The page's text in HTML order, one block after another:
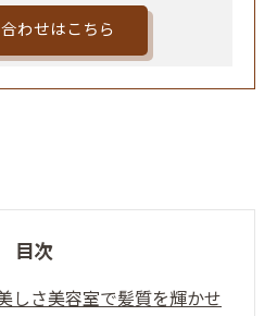
わせはこちら
目次
しさ美容室で髪質を輝かせ